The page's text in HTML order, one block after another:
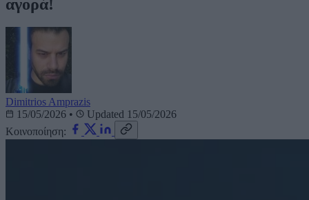
αγορά!
Dimitrios Amprazis
15/05/2026 •
Updated 15/05/2026
Κοινοποίηση: